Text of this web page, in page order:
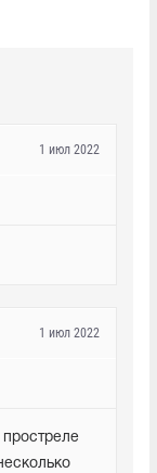
1 июл 2022
1 июл 2022